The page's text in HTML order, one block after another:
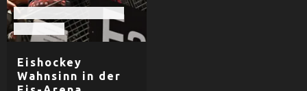
Eishockey
Wahnsinn in der